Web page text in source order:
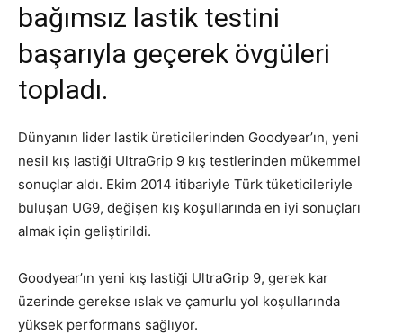
bağımsız lastik testini
başarıyla geçerek övgüleri
topladı.
Dünyanın lider lastik üreticilerinden Goodyear’ın, yeni
nesil kış lastiği UltraGrip 9 kış testlerinden mükemmel
sonuçlar aldı. Ekim 2014 itibariyle Türk tüketicileriyle
buluşan UG9, değişen kış koşullarında en iyi sonuçları
almak için geliştirildi.
Goodyear’ın yeni kış lastiği UltraGrip 9, gerek kar
üzerinde gerekse ıslak ve çamurlu yol koşullarında
yüksek performans sağlıyor.